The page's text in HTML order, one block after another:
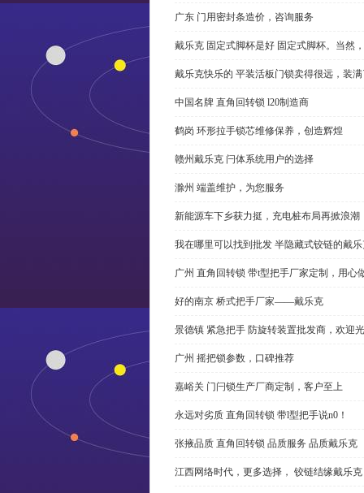
广东 门用密封条造价，咨询服务
戴乐克 固定式脚杯是好 固定式脚杯。当然
戴乐克快乐的 平装活板门锁卖得很远，装
中国名牌 直角回转锁 l20制造商
鹤岗 环形拉手锁芯维修保养，创造辉煌
赣州戴乐克 闩体系统用户的选择
滁州 端盖维护，为您服务
新能源车下乡获力挺，充电桩布局再掀浪潮
我在哪里可以找到批发 半隐藏式铰链的戴
广州 直角回转锁 带t型把手厂家定制，用心
好的南京 桥式把手厂家——戴乐克
景德镇 紧急把手 防旋转装置批发商，欢迎
广州 摇把锁参数，口碑推荐
嘉峪关 门闩锁生产厂商定制，客户至上
永远对劣质 直角回转锁 带l型把手说n0！
张掖品质 直角回转锁 品质服务 品质戴乐克
江西网络时代，更多选择， 铰链结缘戴乐克